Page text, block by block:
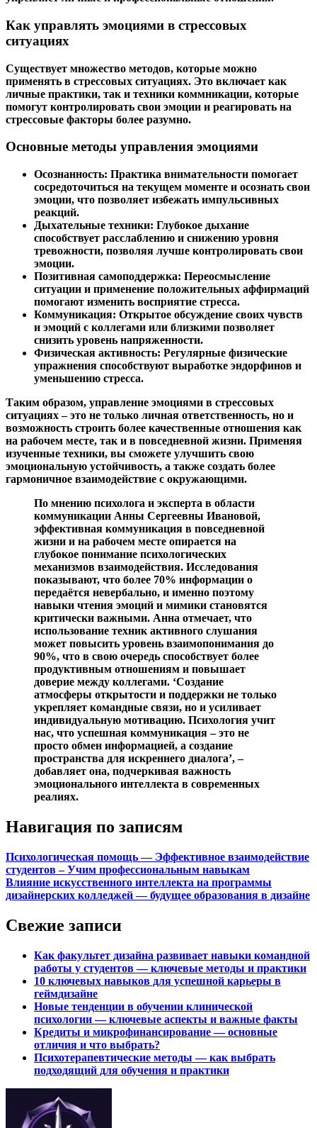
Как управлять эмоциями в стрессовых
ситуациях
Существует множество методов, которые можно
применять в стрессовых ситуациях. Это включает как
личные практики, так и техники коммникации, которые
помогут контролировать свои эмоции и реагировать на
стрессовые факторы более разумно.
Основные методы управления эмоциями
Осознанность: Практика внимательности помогает
сосредоточиться на текущем моменте и осознать свои
эмоции, что позволяет избежать импульсивных
реакций.
Дыхательные техники: Глубокое дыхание
способствует расслаблению и снижению уровня
тревожности, позволяя лучше контролировать свои
эмоции.
Позитивная самоподдержка: Переосмысление
ситуации и применение положительных аффирмаций
помогают изменить восприятие стресса.
Коммуникация: Открытое обсуждение своих чувств
и эмоций с коллегами или близкими позволяет
снизить уровень напряженности.
Физическая активность: Регулярные физические
упражнения способствуют выработке эндорфинов и
уменьшению стресса.
Таким образом, управление эмоциями в стрессовых
ситуациях – это не только личная ответственность, но и
возможность строить более качественные отношения как
на рабочем месте, так и в повседневной жизни. Применяя
изученные техники, вы сможете улучшить свою
эмоциональную устойчивость, а также создать более
гармоничное взаимодействие с окружающими.
По мнению психолога и эксперта в области
коммуникации Анны Сергеевны Ивановой,
эффективная коммуникация в повседневной
жизни и на рабочем месте опирается на
глубокое понимание психологических
механизмов взаимодействия. Исследования
показывают, что более 70% информации о
передаётся невербально, и именно поэтому
навыки чтения эмоций и мимики становятся
критически важными. Анна отмечает, что
использование техник активного слушания
может повысить уровень взаимопонимания до
90%, что в свою очередь способствует более
продуктивным отношениям и повышает
доверие между коллегами. ‘Создание
атмосферы открытости и поддержки не только
укрепляет командные связи, но и усиливает
индивидуальную мотивацию. Психология учит
нас, что успешная коммуникация – это не
просто обмен информацией, а создание
пространства для искреннего диалога’, –
добавляет она, подчеркивая важность
эмоционального интеллекта в современных
реалиях.
Навигация по записям
Психологическая помощь — Эффективное взаимодействие
студентов – Учим профессиональным навыкам
Влияние искусственного интеллекта на программы
дизайнерских колледжей — будущее образования в дизайне
Свежие записи
Как факультет дизайна развивает навыки командной
работы у студентов — ключевые методы и практики
10 ключевых навыков для успешной карьеры в
геймдизайне
Новые тенденции в обучении клинической
психологии — ключевые аспекты и важные факты
Кредиты и микрофинансирование — основные
отличия и что выбрать?
Психотерапевтические методы — как выбрать
подходящий для обучения и практики